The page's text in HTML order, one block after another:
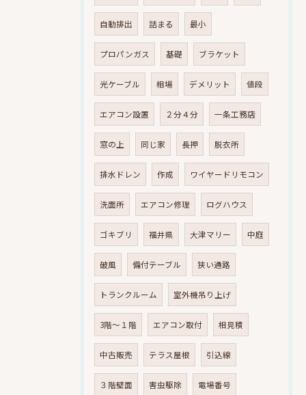
自動排出 詰まる 最小
プロパンガス 基礎 ブラケット
光ケーブル 相場 デメリット 値段
エアコン設置 ２分４分 一条工務店
窓の上 同じ家 長押 脱衣所
排水ドレン 作成 ワイヤードリモコン
洗面所 エアコン修理 ログハウス
ゴキブリ 福井県 大津マリー 中庭
破風 備付テーブル 狭い通路
トランクルーム 室外機吊り上げ
3階～１階 エアコン取付 相見積
中古販売 テラス屋根 引込線
３階壁面 害虫駆除 電場番号